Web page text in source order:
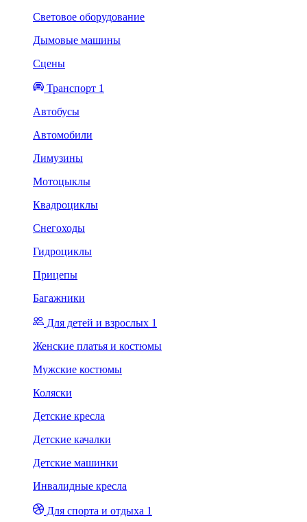
Световое оборудование
Дымовые машины
Сцены
Транспорт 1
Автобусы
Автомобили
Лимузины
Мотоцыклы
Квадроциклы
Снегоходы
Гидроциклы
Прицепы
Багажники
Для детей и взрослых 1
Женские платья и костюмы
Мужские костюмы
Коляски
Детские кресла
Детские качалки
Детские машинки
Инвалидные кресла
Для спорта и отдыха 1